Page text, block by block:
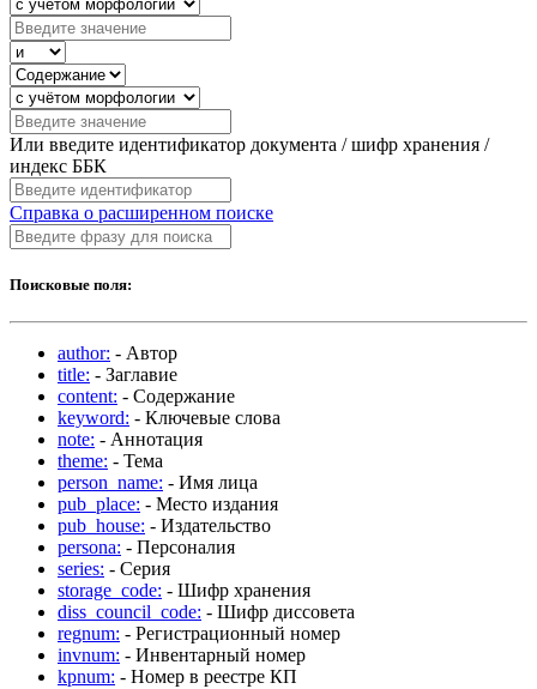
Или введите идентификатор документа / шифр хранения /
индекс ББК
Справка о расширенном поиске
Поисковые поля:
author: - Автор
title: - Заглавие
content: - Содержание
keyword: - Ключевые слова
note: - Аннотация
theme: - Тема
person_name: - Имя лица
pub_place: - Место издания
pub_house: - Издательство
persona: - Персоналия
series: - Серия
storage_code: - Шифр хранения
diss_council_code: - Шифр диссовета
regnum: - Регистрационный номер
invnum: - Инвентарный номер
kpnum: - Номер в реестре КП